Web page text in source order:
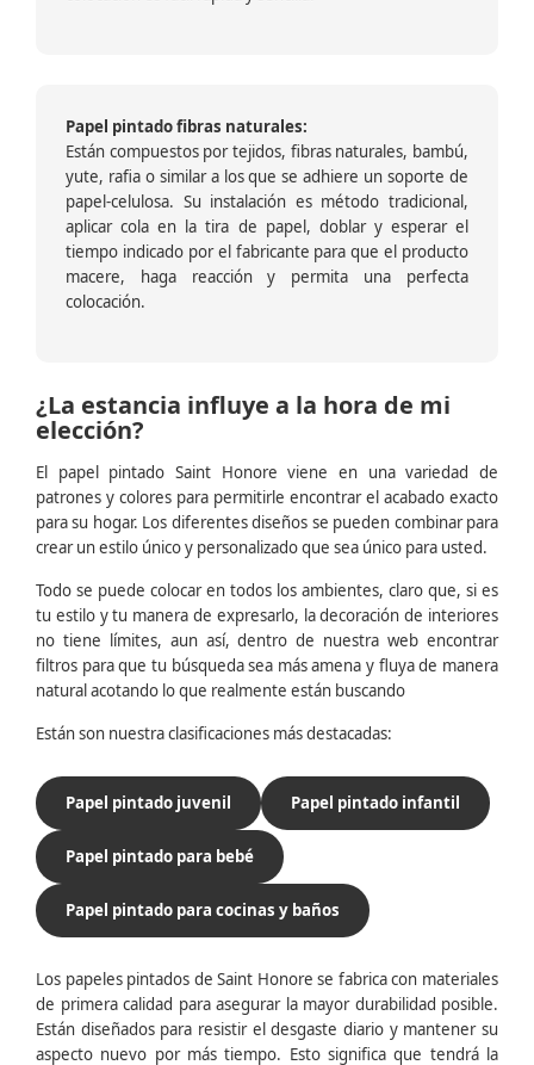
Papel pintado fibras naturales:
Están compuestos por tejidos, fibras naturales, bambú,
yute, rafia o similar a los que se adhiere un soporte de
papel-celulosa. Su instalación es método tradicional,
aplicar cola en la tira de papel, doblar y esperar el
tiempo indicado por el fabricante para que el producto
macere, haga reacción y permita una perfecta
colocación.
¿La estancia influye a la hora de mi
elección?
El papel pintado Saint Honore viene en una variedad de
patrones y colores para permitirle encontrar el acabado exacto
para su hogar. Los diferentes diseños se pueden combinar para
crear un estilo único y personalizado que sea único para usted.
Todo se puede colocar en todos los ambientes, claro que, si es
tu estilo y tu manera de expresarlo, la decoración de interiores
no tiene límites, aun así, dentro de nuestra web encontrar
filtros para que tu búsqueda sea más amena y fluya de manera
natural acotando lo que realmente están buscando
Están son nuestra clasificaciones más destacadas:
Papel pintado juvenil Papel pintado infantil
Papel pintado para bebé
Papel pintado para cocinas y baños
Los papeles pintados de Saint Honore se fabrica con materiales
de primera calidad para asegurar la mayor durabilidad posible.
Están diseñados para resistir el desgaste diario y mantener su
aspecto nuevo por más tiempo. Esto significa que tendrá la